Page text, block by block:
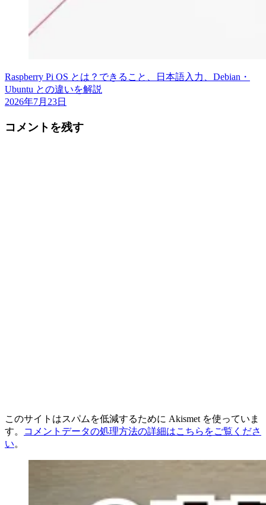
Raspberry Pi OS とは？できること、日本語入力、Debian・
Ubuntu との違いを解説
2026年7月23日
コメントを残す
このサイトはスパムを低減するために Akismet を使っていま
す。
コメントデータの処理方法の詳細はこちらをご覧くださ
い。